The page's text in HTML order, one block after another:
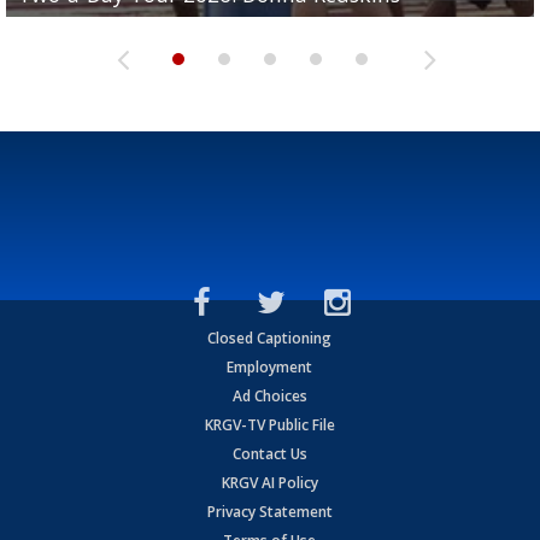
Closed Captioning
Employment
Ad Choices
KRGV-TV Public File
Contact Us
KRGV AI Policy
Privacy Statement